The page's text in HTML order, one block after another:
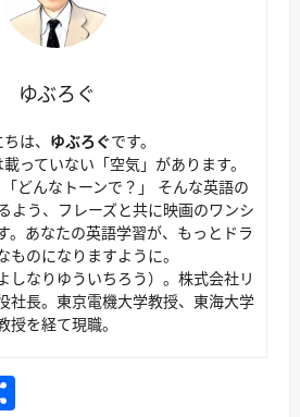
ゆぶろぐ
は、 ゆぶろぐです。
っていない「空気」があります。
「どんなトーンで？」 そんな英語の
よう、フレーズと共に映画のワンシ
。あなたの英語学習が、もっとドラ
ものになりますように。
しなりゆういちろう）。株式会社リ
社長。東京電機大学教授、東海大学
授を経て現職。